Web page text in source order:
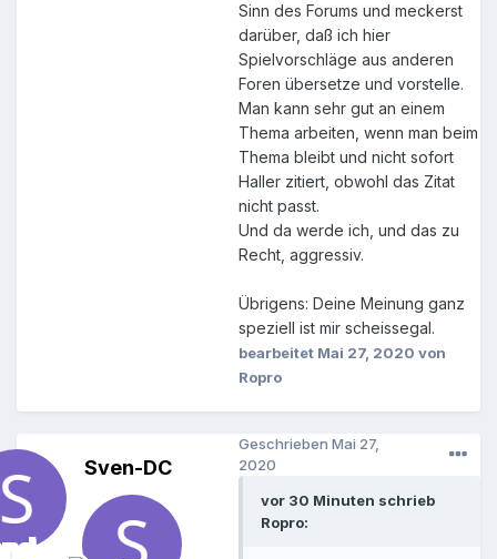
Sinn des Forums und meckerst
darüber, daß ich hier
Spielvorschläge aus anderen
Foren übersetze und vorstelle.
Man kann sehr gut an einem
Thema arbeiten, wenn man beim
Thema bleibt und nicht sofort
Haller zitiert, obwohl das Zitat
nicht passt.
Und da werde ich, und das zu
Recht, aggressiv.
Übrigens: Deine Meinung ganz
speziell ist mir scheissegal.
bearbeitet Mai 27, 2020 von
Ropro
Sven-DC
Geschrieben Mai 27,
2020
vor 30 Minuten schrieb
Ropro: